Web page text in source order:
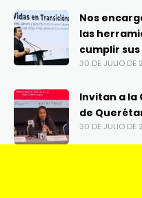
Nos
las
cumplir
30 DE JULIO DE
Invitan a la
de
30 DE JULIO DE